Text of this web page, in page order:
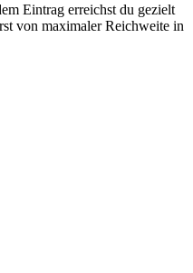
Eintrag erreichst du gezielt
von maximaler Reichweite in